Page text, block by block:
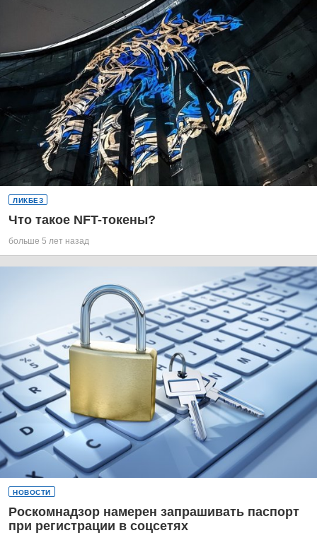
ЛИКБЕЗ
Что такое NFT-токены?
больше 5 лет назад
НОВОСТИ
Роскомнадзор намерен запрашивать паспорт
при регистрации в соцсетях